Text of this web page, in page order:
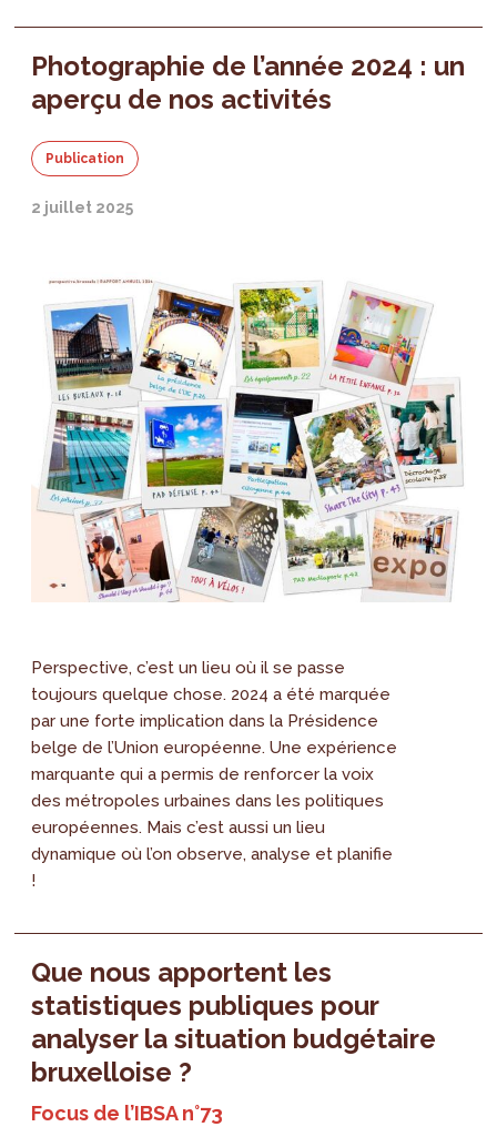
Photographie de l’année 2024 : un
aperçu de nos activités
Publication
2 juillet 2025
Perspective, c’est un lieu où il se passe
toujours quelque chose. 2024 a été marquée
par une forte implication dans la Présidence
belge de l’Union européenne. Une expérience
marquante qui a permis de renforcer la voix
des métropoles urbaines dans les politiques
européennes. Mais c’est aussi un lieu
dynamique où l’on observe, analyse et planifie
!
Que nous apportent les
statistiques publiques pour
analyser la situation budgétaire
bruxelloise ?
Focus de l’IBSA n°73